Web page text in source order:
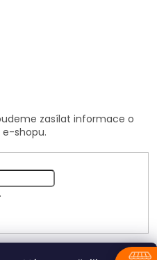
zasílat informace o
shopu.